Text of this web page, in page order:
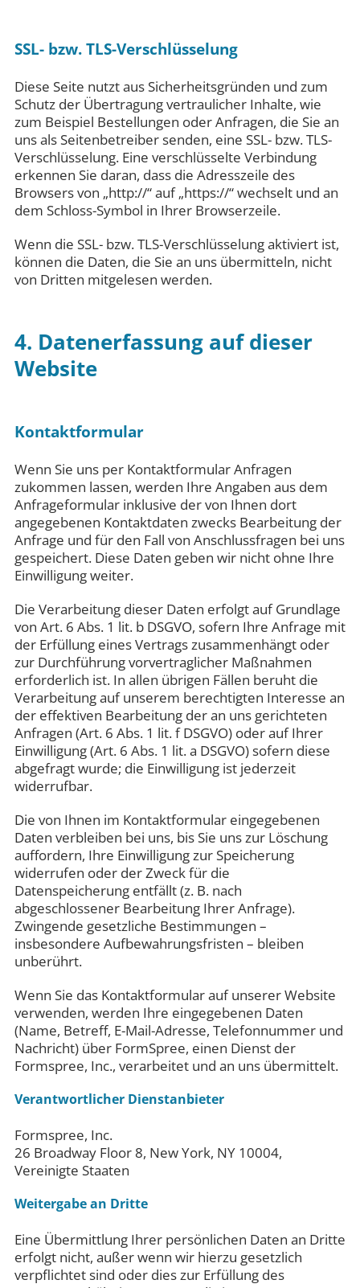
SSL- bzw. TLS-Verschlüsselung
Diese Seite nutzt aus Sicherheitsgründen und zum
Schutz der Übertragung vertraulicher Inhalte, wie
zum Beispiel Bestellungen oder Anfragen, die Sie an
uns als Seitenbetreiber senden, eine SSL- bzw. TLS-
Verschlüsselung. Eine verschlüsselte Verbindung
erkennen Sie daran, dass die Adresszeile des
Browsers von „http://“ auf „https://“ wechselt und an
dem Schloss-Symbol in Ihrer Browserzeile.
Wenn die SSL- bzw. TLS-Verschlüsselung aktiviert ist,
können die Daten, die Sie an uns übermitteln, nicht
von Dritten mitgelesen werden.
4. Datenerfassung auf dieser
Website
Kontaktformular
Wenn Sie uns per Kontaktformular Anfragen
zukommen lassen, werden Ihre Angaben aus dem
Anfrageformular inklusive der von Ihnen dort
angegebenen Kontaktdaten zwecks Bearbeitung der
Anfrage und für den Fall von Anschlussfragen bei uns
gespeichert. Diese Daten geben wir nicht ohne Ihre
Einwilligung weiter.
Die Verarbeitung dieser Daten erfolgt auf Grundlage
von Art. 6 Abs. 1 lit. b DSGVO, sofern Ihre Anfrage mit
der Erfüllung eines Vertrags zusammenhängt oder
zur Durchführung vorvertraglicher Maßnahmen
erforderlich ist. In allen übrigen Fällen beruht die
Verarbeitung auf unserem berechtigten Interesse an
der effektiven Bearbeitung der an uns gerichteten
Anfragen (Art. 6 Abs. 1 lit. f DSGVO) oder auf Ihrer
Einwilligung (Art. 6 Abs. 1 lit. a DSGVO) sofern diese
abgefragt wurde; die Einwilligung ist jederzeit
widerrufbar.
Die von Ihnen im Kontaktformular eingegebenen
Daten verbleiben bei uns, bis Sie uns zur Löschung
auffordern, Ihre Einwilligung zur Speicherung
widerrufen oder der Zweck für die
Datenspeicherung entfällt (z. B. nach
abgeschlossener Bearbeitung Ihrer Anfrage).
Zwingende gesetzliche Bestimmungen –
insbesondere Aufbewahrungsfristen – bleiben
unberührt.
Wenn Sie das Kontaktformular auf unserer Website
verwenden, werden Ihre eingegebenen Daten
(Name, Betreff, E-Mail-Adresse, Telefonnummer und
Nachricht) über FormSpree, einen Dienst der
Formspree, Inc., verarbeitet und an uns übermittelt.
Verantwortlicher Dienstanbieter
Formspree, Inc.
26 Broadway Floor 8, New York, NY 10004,
Vereinigte Staaten
Weitergabe an Dritte
Eine Übermittlung Ihrer persönlichen Daten an Dritte
erfolgt nicht, außer wenn wir hierzu gesetzlich
verpflichtet sind oder dies zur Erfüllung des